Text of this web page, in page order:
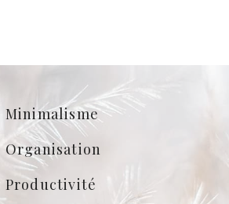
Minimalisme
Organisation
Productivité